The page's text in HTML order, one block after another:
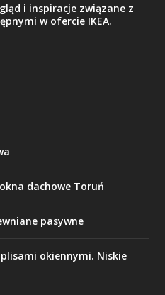
i inspiracje związane z
w ofercie IKEA.
dachowe Toruń
pasywne
okiennymi. Niskie